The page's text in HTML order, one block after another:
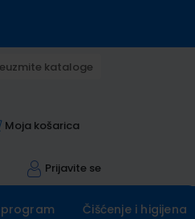
kataloge
Moja košarica
Prijavite se
Čišćenje i higijena